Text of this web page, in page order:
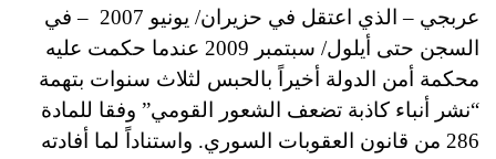
عربجي – الذي اعتقل في حزيران/ يونيو 2007
– في
السجن حتى أيلول/ سبتمبر 2009 عندما حكمت عليه
محكمة أمن الدولة أخيراً بالحبس لثلاث سنوات بتهمة
“نشر أنباء كاذبة تضعف الشعور القومي” وفقا للمادة
286 من قانون العقوبات السوري. واستناداً لما أفادته